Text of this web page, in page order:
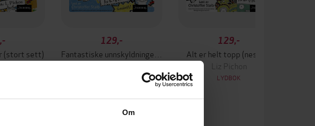
Om
(stort sett)
129,-
129,-
Alt er helt topp (nesten)
Liz Pichon
LYDBOK